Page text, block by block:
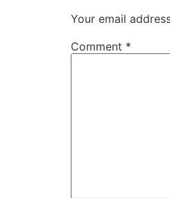
Your email
Comment *